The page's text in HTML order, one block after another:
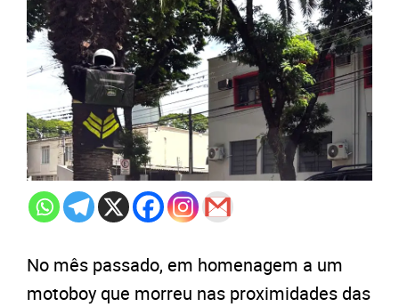
No mês passado, em homenagem a um
motoboy que morreu nas proximidades das